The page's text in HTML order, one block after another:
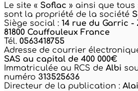
Le site « Soflac » ainsi que tous
sont la propriété de la société
Siège social : 14 rue du Garric -
81800 Couffouleux France
Tél. 0563418755
Adresse de courrier
SAS au capital de 400 000€
Immatriculée au RCS de Albi
numéro 313525636
Directeur de la publication :